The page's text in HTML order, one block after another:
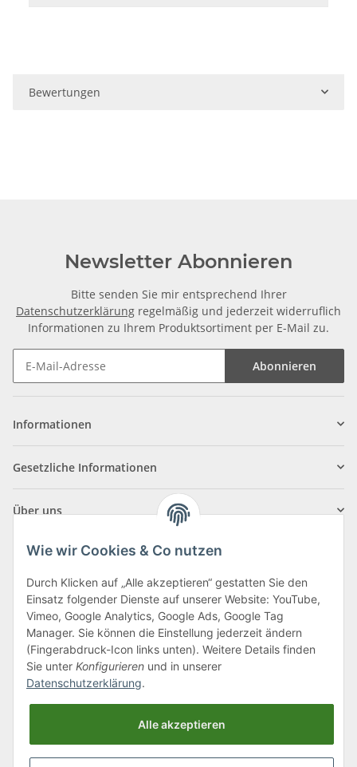
Bewertungen
Newsletter Abonnieren
Bitte senden Sie mir entsprechend Ihrer
Datenschutzerklärung regelmäßig und jederzeit widerruflich
Informationen zu Ihrem Produktsortiment per E-Mail zu.
Abonnieren
Informationen
Gesetzliche Informationen
Über uns
Klagenfurter Straße 29
9556 Liebenfels
Montag bis Donnerstag: 8:00 bis 16:30 Uhr
Freitag: 8:00 bis 12:00 Uhr
Tel.:0043 (0) 4262 50900
office@cncshop.at
Wie wir Cookies & Co nutzen
Durch Klicken auf „Alle akzeptieren“ gestatten Sie den
Einsatz folgender Dienste auf unserer Website: YouTube,
Vimeo, Google Analytics, Google Ads, Google Tag
Manager. Sie können die Einstellung jederzeit ändern
(Fingerabdruck-Icon links unten). Weitere Details finden
Sie unter Konfigurieren und in unserer
Datenschutzerklärung.
Alle akzeptieren